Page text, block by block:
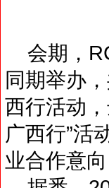
会期，
同期举办
西行活动
广西行”活
业合作意